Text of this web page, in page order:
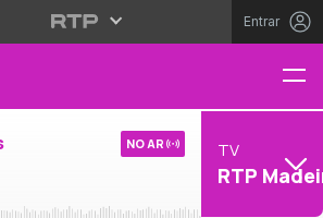
Entrar
NO AR TV
RTP